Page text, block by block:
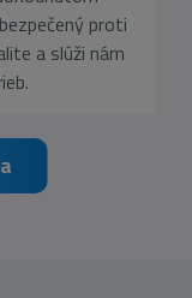
proti
a slúži nám